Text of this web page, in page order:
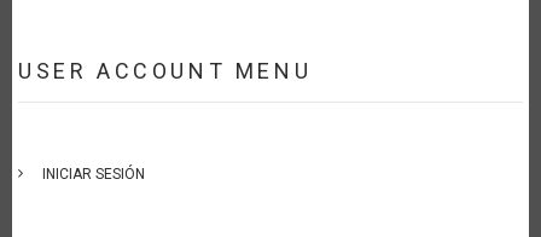
USER ACCOUNT MENU
INICIAR SESIÓN